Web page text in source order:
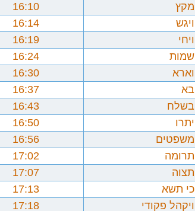
מקץ 16:10
ויגש 16:14
ויחי 16:19
שמות 16:24
וארא 16:30
בא 16:37
בשלח 16:43
יתרו 16:50
משפטים 16:56
תרומה 17:02
תצוה 17:07
כי תשא 17:13
ויקהל פקודי 17:18